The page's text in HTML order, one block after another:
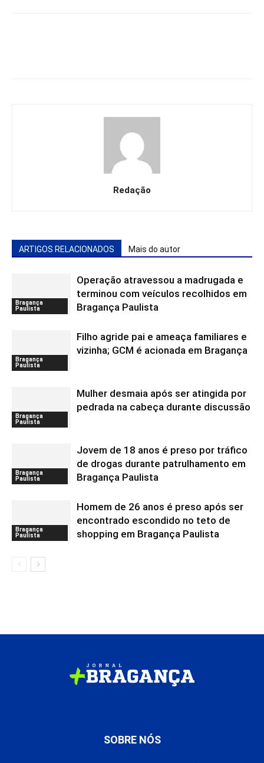
Redação
ARTIGOS RELACIONADOS Mais do autor
Bragança
Paulista
Operação atravessou a madrugada e
terminou com veículos recolhidos em
Bragança Paulista
Bragança
Paulista
Filho agride pai e ameaça familiares e
vizinha; GCM é acionada em Bragança
Bragança
Paulista
Mulher desmaia após ser atingida por
pedrada na cabeça durante discussão
Bragança
Paulista
Jovem de 18 anos é preso por tráfico
de drogas durante patrulhamento em
Bragança Paulista
Bragança
Paulista
Homem de 26 anos é preso após ser
encontrado escondido no teto de
shopping em Bragança Paulista
SOBRE NÓS